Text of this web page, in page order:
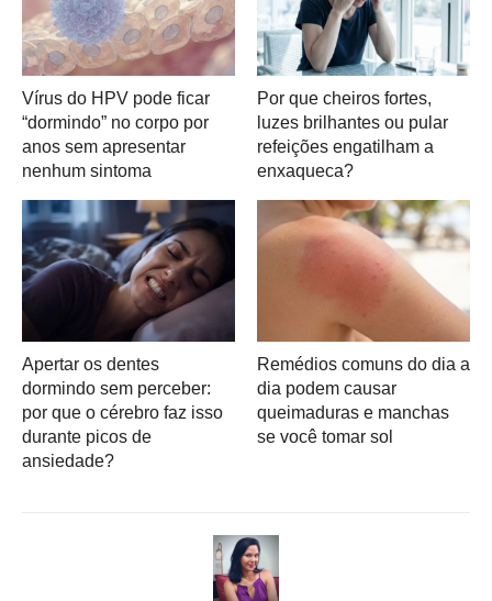
Vírus do HPV pode ficar
“dormindo” no corpo por
anos sem apresentar
nenhum sintoma
Por que cheiros fortes,
luzes brilhantes ou pular
refeições engatilham a
enxaqueca?
Apertar os dentes
dormindo sem perceber:
por que o cérebro faz isso
durante picos de
ansiedade?
Remédios comuns do dia a
dia podem causar
queimaduras e manchas
se você tomar sol